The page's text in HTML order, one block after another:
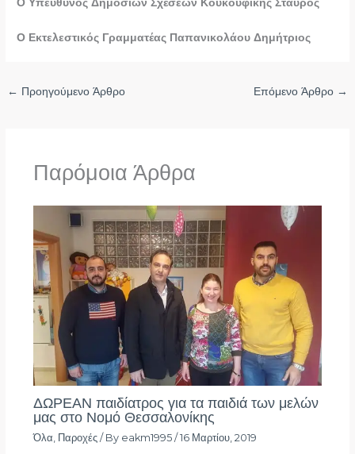
Ο Εκτελεστικός Γραμματέας Παπανικολάου Δημήτριος
← Προηγούμενο Άρθρο Επόμενο Άρθρο →
Παρόμοια Άρθρα
ΔΩΡΕΑΝ παιδίατρος για τα παιδιά των μελών
μας στο Νομό Θεσσαλονίκης
Όλα Παροχές/ By eakm1995 /16 Μαρτίου, 2019